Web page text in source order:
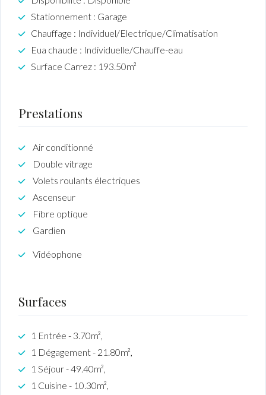
Stationnement : Garage
Chauffage : Individuel/Electrique/Climatisation
Eua chaude : Individuelle/Chauffe-eau
Surface Carrez : 193.50m²
Prestations
Air conditionné
Double vitrage
Volets roulants électriques
Ascenseur
Fibre optique
Gardien
Vidéophone
Surfaces
1 Entrée - 3.70m²,
1 Dégagement - 21.80m²,
1 Séjour - 49.40m²,
1 Cuisine - 10.30m²,